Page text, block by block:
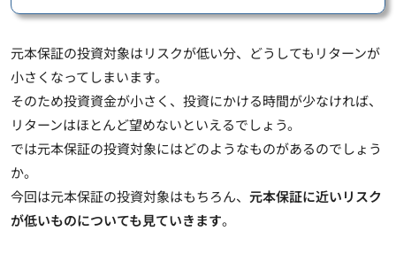
元本保証の投資対象はリスクが低い分、どうしてもリターンが
小さくなってしまいます。
そのため投資資金が小さく、投資にかける時間が少なければ、
リターンはほとんど望めないといえるでしょう。
では元本保証の投資対象にはどのようなものがあるのでしょう
か。
今回は元本保証の投資対象はもちろん、 元本保証に近いリスク
が低いものについても見ていきます。